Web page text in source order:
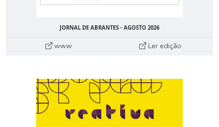
JORNAL DE ABRANTES - AGOSTO 2026
www Ler edição